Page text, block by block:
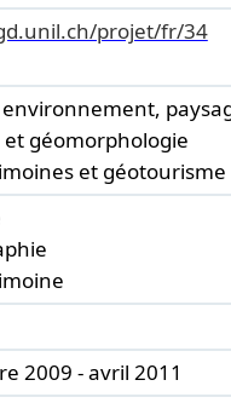
projet/fr/34
et géomorphologie
et géotourisme
2009 - avril 2011